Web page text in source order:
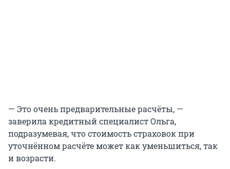
— Это очень предварительные расчёты, —
заверила кредитный специалист Ольга,
подразумевая, что стоимость страховок при
уточнённом расчёте может как уменьшиться, так
и возрасти.